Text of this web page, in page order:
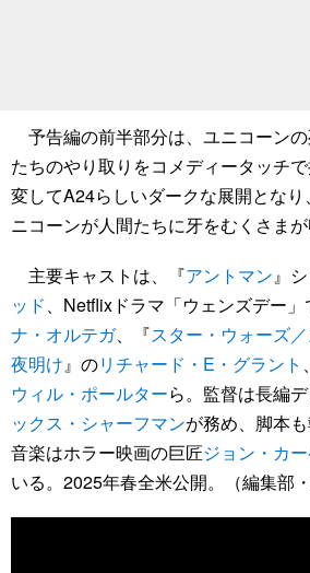
予告編の前半部分は、ユニコーン
たちのやり取りをコメディータッチ
変してA24らしいダークな展開とな
ニコーンが人間たちに牙をむくさまが
主要キャストは、『アントマン』
ッド、Netflixドラマ「ウェンズデー
ナ・オルテガ、『スター・ウォーズ
夜明け』のリチャード・E・グラント
ウィル・ポールターら。監督は長編
ックス・シャーフマンが務め、脚本も
音楽はホラー映画の巨匠ジョン・カ
いる。2025年春全米公開。（編集部・